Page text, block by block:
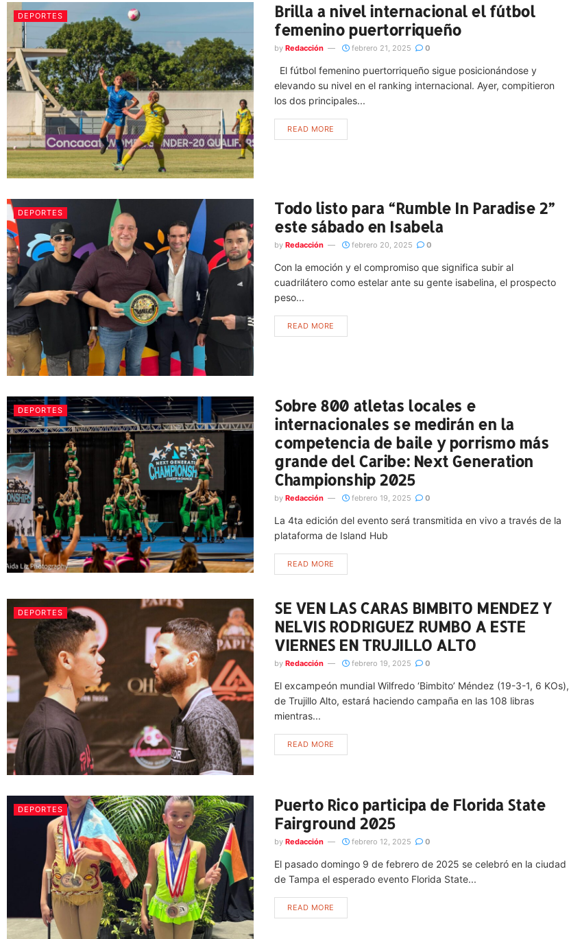
DEPORTES
Brilla a nivel internacional el fútbol
femenino puertorriqueño
by Redacción febrero 21, 2025 0
El fútbol femenino puertorriqueño sigue posicionándose y
elevando su nivel en el ranking internacional. Ayer, compitieron
los dos principales...
READ MORE
DEPORTES
Todo listo para “Rumble In Paradise 2”
este sábado en Isabela
by Redacción febrero 20, 2025 0
Con la emoción y el compromiso que significa subir al
cuadrilátero como estelar ante su gente isabelina, el prospecto
peso...
READ MORE
DEPORTES
Sobre 800 atletas locales e
internacionales se medirán en la
competencia de baile y porrismo más
grande del Caribe: Next Generation
Championship 2025
by Redacción febrero 19, 2025 0
La 4ta edición del evento será transmitida en vivo a través de la
plataforma de Island Hub
READ MORE
DEPORTES
SE VEN LAS CARAS BIMBITO MENDEZ Y
NELVIS RODRIGUEZ RUMBO A ESTE
VIERNES EN TRUJILLO ALTO
by Redacción febrero 19, 2025 0
El excampeón mundial Wilfredo ‘Bimbito’ Méndez (19-3-1, 6 KOs),
de Trujillo Alto, estará haciendo campaña en las 108 libras
mientras...
READ MORE
DEPORTES
Puerto Rico participa de Florida State
Fairground 2025
by Redacción febrero 12, 2025 0
El pasado domingo 9 de febrero de 2025 se celebró en la ciudad
de Tampa el esperado evento Florida State...
READ MORE